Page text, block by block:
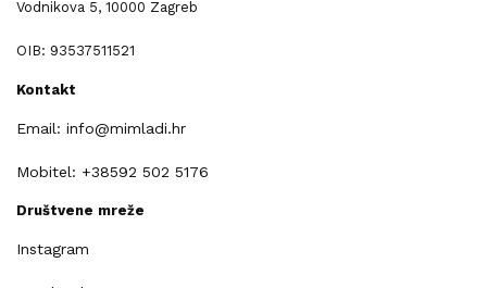
Vodnikova 5, 10000 Zagreb
OIB: 93537511521
Kontakt
Email: info@mimladi.hr
Mobitel: +38592 502 5176
Društvene mreže
Instagram